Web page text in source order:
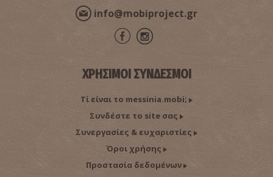
info@mobiproject.gr
ΧΡΗΣΙΜΟΙ ΣΥΝΔΕΣΜΟΙ
Τί είναι το messinia.mobi;
Συνδέστε το site σας
Συνεργασίες & ευχαριστίες
Όροι χρήσης
Προστασία δεδομένων